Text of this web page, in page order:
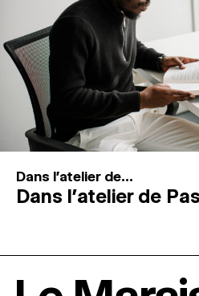
Dans l'atelier de...
Dans l’atelier de